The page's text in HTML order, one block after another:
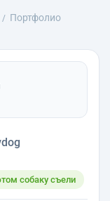
Портфолио
собаку съели